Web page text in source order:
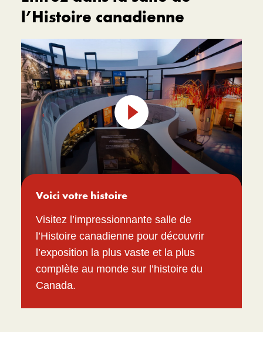
l’Histoire canadienne
Lire
la
vidéo
Voici votre histoire
Visitez l’impressionnante salle de
l’Histoire canadienne pour découvrir
l’exposition la plus vaste et la plus
complète au monde sur l’histoire du
Canada.